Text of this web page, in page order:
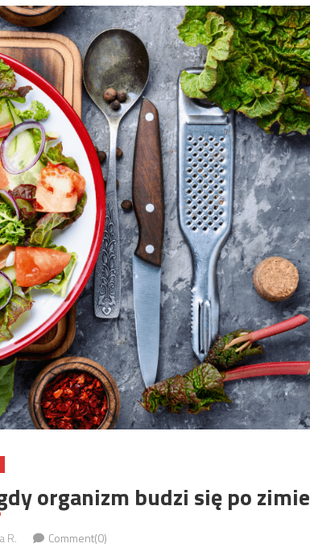
organizm budzi się po zimie
R. Comment(0)